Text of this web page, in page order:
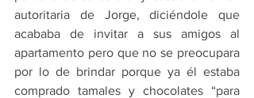
autoritaria de Jorge, diciéndole que
acababa de invitar a sus amigos al
apartamento pero que no se preocupara
por lo de brindar porque ya él estaba
comprado tamales y chocolates “para